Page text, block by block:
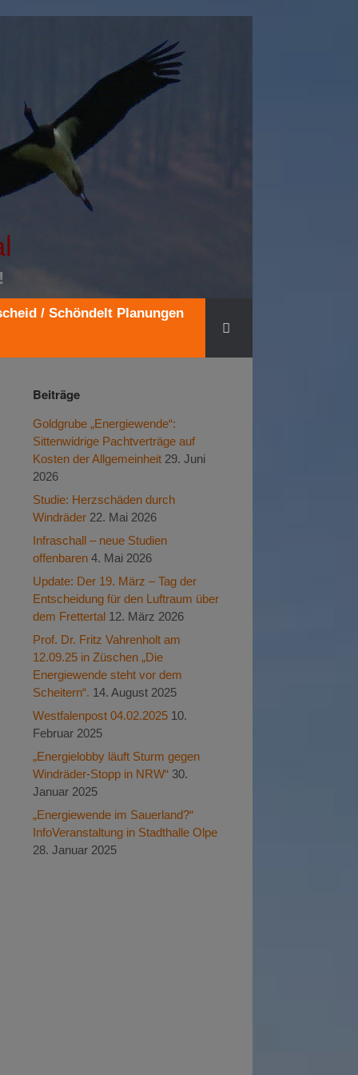
/ Schöndelt Planungen
Beiträge
Goldgrube „Energiewende“:
Sittenwidrige Pachtverträge auf
Kosten der Allgemeinheit 29. Juni
2026
Studie: Herzschäden durch
Windräder 22. Mai 2026
Infraschall – neue Studien
offenbaren 4. Mai 2026
Update: Der 19. März – Tag der
Entscheidung für den Luftraum über
dem Frettertal 12. März 2026
Prof. Dr. Fritz Vahrenholt am
12.09.25 in Züschen „Die
Energiewende steht vor dem
Scheitern“. 14. August 2025
Westfalenpost 04.02.2025 10.
Februar 2025
„Energielobby läuft Sturm gegen
Windräder-Stopp in NRW“ 30.
Januar 2025
„Energiewende im Sauerland?“
InfoVeranstaltung in Stadthalle Olpe
28. Januar 2025